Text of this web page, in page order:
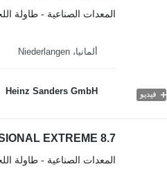
فيديو
المعدات الصناعية - طاولة
ألمانيا، Niederlangen
Heinz Sanders GmbH
EXTREME 8.7
المعدات الصناعية - طاولة